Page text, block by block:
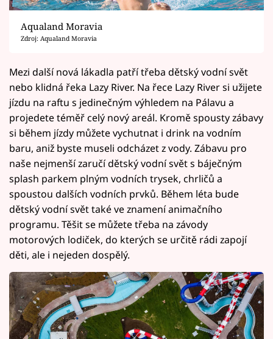
Aqualand Moravia
Zdroj: Aqualand Moravia
Mezi další nová lákadla patří třeba dětský vodní svět
nebo klidná řeka Lazy River. Na řece Lazy River si užijete
jízdu na raftu s jedinečným výhledem na Pálavu a
projedete téměř celý nový areál. Kromě spousty zábavy
si během jízdy můžete vychutnat i drink na vodním
baru, aniž byste museli odcházet z vody. Zábavu pro
naše nejmenší zaručí dětský vodní svět s báječným
splash parkem plným vodních trysek, chrličů a
spoustou dalších vodních prvků. Během léta bude
dětský vodní svět také ve znamení animačního
programu. Těšit se můžete třeba na závody
motorových lodiček, do kterých se určitě rádi zapojí
děti, ale i nejeden dospělý.